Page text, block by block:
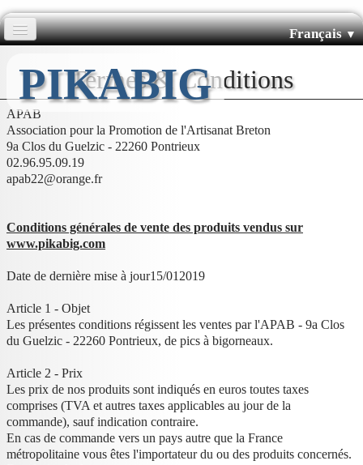
Français▼
Pics Courbés
Pics Droits
L'histoire de Pikabig
PIKABIG
Termes & Conditions
APAB
Association pour la Promotion de l'Artisanat Breton
9a Clos du Guelzic - 22260 Pontrieux
02.96.95.09.19
apab22@orange.fr
Conditions générales de vente des produits vendus sur
www.pikabig.com
Date de dernière mise à jour15/012019
Article 1 - Objet
Les présentes conditions régissent les ventes par l'APAB - 9a Clos
du Guelzic - 22260 Pontrieux, de pics à bigorneaux.
Article 2 - Prix
Les prix de nos produits sont indiqués en euros toutes taxes
comprises (TVA et autres taxes applicables au jour de la
commande), sauf indication contraire.
En cas de commande vers un pays autre que la France
métropolitaine vous êtes l'importateur du ou des produits concernés.